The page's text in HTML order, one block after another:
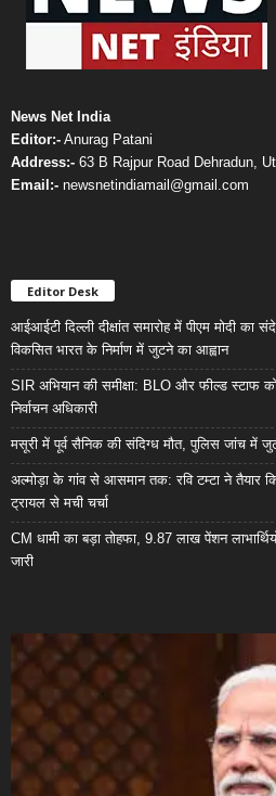
News Net India
Editor:- Anurag Patani
Address:- 63 B Rajpur Road Dehradun,
Email:- newsnetindiamail@gmail.com
Editor Desk
आईआईटी दिल्ली दीक्षांत समारोह में पीएम मोदी का
विकसित भारत के निर्माण में जुटने का आह्वान
SIR अभियान की समीक्षा: BLO और फील्ड स्टाफ
निर्वाचन अधिकारी
मसूरी में पूर्व सैनिक की संदिग्ध मौत, पुलिस जांच में
अल्मोड़ा के गांव से आसमान तक: रवि टम्टा ने तैयार
ट्रायल से मची चर्चा
CM धामी का बड़ा तोहफा, 9.87 लाख पेंशन
जारी